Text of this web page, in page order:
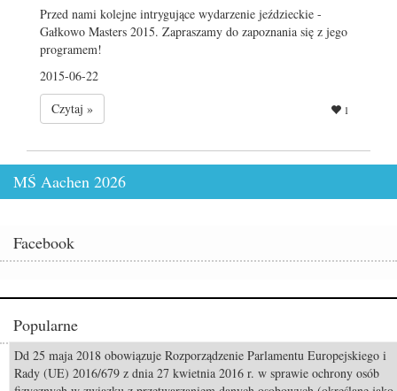
Przed nami kolejne intrygujące wydarzenie jeździeckie -
Gałkowo Masters 2015. Zapraszamy do zapoznania się z jego
programem!
2015-06-22
Czytaj »
1
MŚ Aachen 2026
Facebook
Popularne
Odszedł Monty Roberts – człowiek, który nauczył świat słuchać koni
Dd 25 maja 2018 obowiązuje Rozporządzenie Parlamentu Europejskiego i
Rady (UE) 2016/679 z dnia 27 kwietnia 2016 r. w sprawie ochrony osób